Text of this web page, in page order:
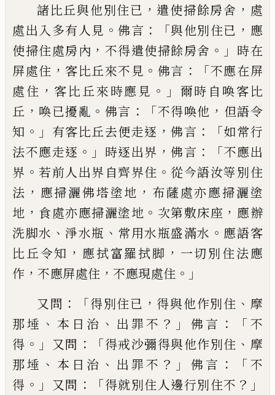
諸比丘與他別住已 ， 遣使掃餘房舍 ， 處
處出入多有人見 。佛言 ：「與他別住已 ， 應
使掃住處房內 ， 不得遣使掃餘房舍 。」 時在
屏處住 ， 客比丘來不見 。 佛言 ： 「不應在屏
處住 ， 客比丘來時應見 。」 爾時自喚客比
丘 ， 喚已擾亂 。 佛言 ：「不得喚他 ， 但語令
知 。」 有客比丘去便走逐 ，佛言 ：「如常行
法不應走逐 。」 時逐出界 ，佛言 ：「不應出
界 。若前人出界 自齊界住 。 從今語汝等別住
法 ， 應掃灑佛塔塗地 ， 布薩處亦應掃灑塗
地 ， 食處亦應掃灑塗地 。 次第敷床座 ， 應辦
洗脚水 、淨水瓶 、 常用水瓶盛滿水 。 應語客
比丘令知 ， 應拭富羅拭脚 ， 一切別住法應
作 ， 不應屏處住 ， 不應現處住 。」
又問 ：「得別住已 ， 得與他作別住 、 摩
那埵 、 本 日治 、 出罪不 ？」 佛言 ：「不
得 。」 又問 ：「得戒沙彌得與他作別住 、 摩
那埵 、 本日治 、 出罪不 ？」 佛言 ： 「不
得 。」 又問 ：「得就別住人邊行別住不 ？」